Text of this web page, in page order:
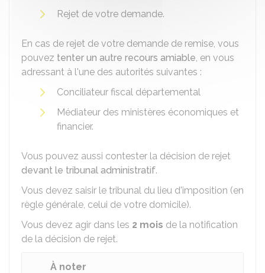
Rejet de votre demande.
En cas de rejet de votre demande de remise, vous
pouvez tenter un autre recours amiable, en vous
adressant à l'une des autorités suivantes :
Conciliateur fiscal départemental
Médiateur des ministères économiques et
financier.
Vous pouvez aussi contester la décision de rejet
devant le tribunal administratif.
Vous devez saisir le tribunal du lieu d'imposition (en
règle générale, celui de votre domicile).
Vous devez agir dans les 2 mois de la notification
de la décision de rejet.
À noter